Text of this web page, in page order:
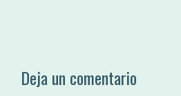
Deja un comentario